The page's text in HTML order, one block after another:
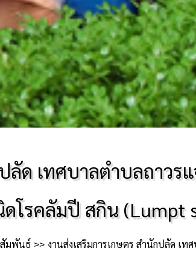
ลัด เทศบาลตำบลถาวร
โรคลัมปี สกิน (Lumpt
มพันธ์ งานส่งเสริมการเกษตร สำนักปลัด เทศบาลตำบล